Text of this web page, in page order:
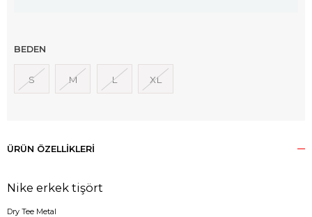
BEDEN
S M L XL
ÜRÜN ÖZELLIKLERI
Nike erkek tişört
Dry Tee Metal